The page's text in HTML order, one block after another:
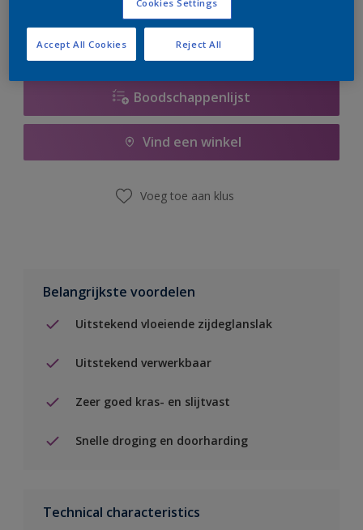
Boodschappenlijst
Vind een winkel
Voeg toe aan klus
Belangrijkste voordelen
Uitstekend vloeiende zijdeglanslak
Uitstekend verwerkbaar
Zeer goed kras- en slijtvast
Snelle droging en doorharding
Technical characteristics
Cookies Settings
Reject All
Accept All Cookies